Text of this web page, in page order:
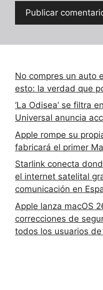
No compres un auto
esto: la verdad que
‘La Odisea’ se filtra
Universal anuncia
Apple rompe su
fabricará el primer
Starlink conecta
el internet satelital
comunicación en
Apple lanza macOS
correcciones de
todos los usuarios